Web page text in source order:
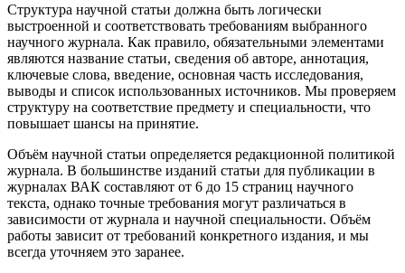
Структура научной статьи должна быть логически
выстроенной и соответствовать требованиям выбранного
научного журнала. Как правило, обязательными элементами
являются название статьи, сведения об авторе, аннотация,
ключевые слова, введение, основная часть исследования,
выводы и список использованных источников. Мы проверяем
структуру на соответствие предмету и специальности, что
повышает шансы на принятие.
Объём научной статьи определяется редакционной политикой
журнала. В большинстве изданий статьи для публикации в
журналах ВАК составляют от 6 до 15 страниц научного
текста, однако точные требования могут различаться в
зависимости от журнала и научной специальности. Объём
работы зависит от требований конкретного издания, и мы
всегда уточняем это заранее.